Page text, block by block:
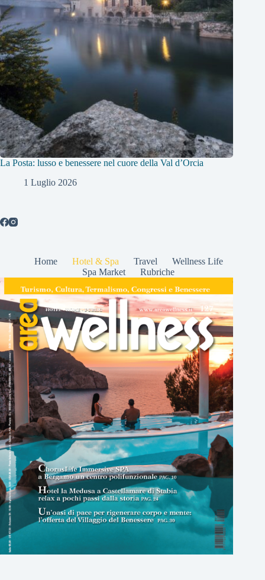
La Posta: lusso e benessere nel cuore della Val d’Orcia
1 Luglio 2026
Home Hotel & Spa Travel
Wellness Life
Spa Market
Rubriche